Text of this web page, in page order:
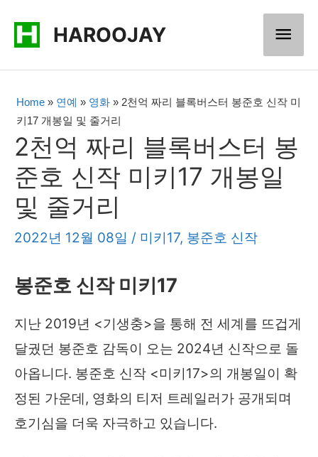
HAROOJAY
메
인
메
뉴
Home » 연예 » 영화 » 2천억 짜리 블록버스터 봉준호 신작 미
키17 개봉일 및 줄거리
2천억 짜리 블록버스터 봉
준호 신작 미키17 개봉일
및 줄거리
2022년 12월 08일 / 미키17, 봉준호 신작
봉준호 신작 미키17
지난 2019년 <기생충>을 통해 전 세계를 뜨겁게
달궜던 봉준호 감독이 오는 2024년 신작으로 돌
아옵니다. 봉준호 신작 <미키17>의 개봉일이 확
정된 가운데, 영화의 티저 트레일러가 공개되며
호기심을 더욱 자극하고 있습니다.